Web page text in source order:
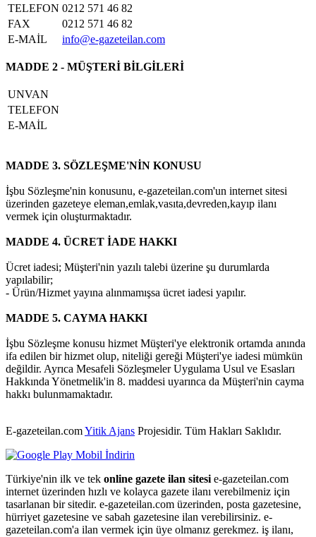
TELEFON 0212 571 46 82
FAX
0212 571 46 82
E-MAİL
info@e-gazeteilan.com
MADDE 2 - MÜŞTERİ BİLGİLERİ
UNVAN
TELEFON
E-MAİL
MADDE 3. SÖZLEŞME'NİN KONUSU
İşbu Sözleşme'nin konusunu, e-gazeteilan.com'un internet sitesi
üzerinden gazeteye eleman,emlak,vasıta,devreden,kayıp ilanı
vermek için oluşturmaktadır.
MADDE 4. ÜCRET İADE HAKKI
Ücret iadesi; Müşteri'nin yazılı talebi üzerine şu durumlarda
yapılabilir;
- Ürün/Hizmet yayına alınmamışsa ücret iadesi yapılır.
MADDE 5. CAYMA HAKKI
İşbu Sözleşme konusu hizmet Müşteri'ye elektronik ortamda anında
ifa edilen bir hizmet olup, niteliği gereği Müşteri'ye iadesi mümkün
değildir. Ayrıca Mesafeli Sözleşmeler Uygulama Usul ve Esasları
Hakkında Yönetmelik'in 8. maddesi uyarınca da Müşteri'nin cayma
hakkı bulunmamaktadır.
E-gazeteilan.comYitik Ajans Projesidir. Tüm Hakları Saklıdır.
Türkiye'nin ilk ve tek online gazete ilan sitesi e-gazeteilan.com
internet üzerinden hızlı ve kolayca gazete ilanı verebilmeniz için
tasarlanan bir sitedir. e-gazeteilan.com üzerinden, posta gazetesine,
hürriyet gazetesine ve sabah gazetesine ilan verebilirsiniz. e-
gazeteilan.com'a ilan vermek için üye olmanız gerekmez. iş ilanı,